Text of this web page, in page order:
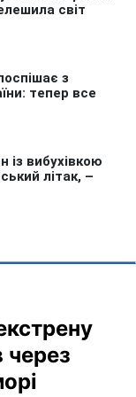
через